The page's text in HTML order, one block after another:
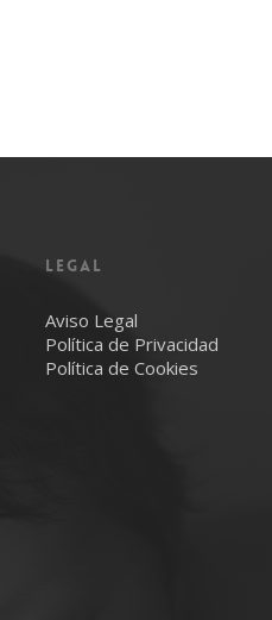
LEGAL
Aviso Legal
Política de Privacidad
Política de Cookies